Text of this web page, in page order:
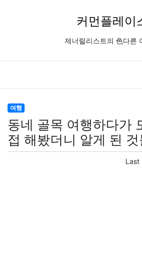
커먼플레이
제너럴리스트의 色다른
여행
동네 골목 여행하다가
접 해봤더니 알게 된 것
Last